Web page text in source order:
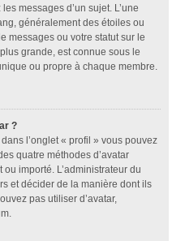
messages d’un sujet. L’une
généralement des étoiles ou
messages ou votre statut sur le
grande, est connue sous le
ou propre à chaque membre.
?
l’onglet « profil » vous pouvez
quatre méthodes d’avatar
importé. L’administrateur du
et décider de la manière dont ils
pas utiliser d’avatar,